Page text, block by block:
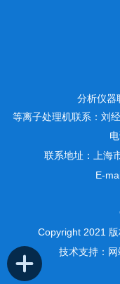
分析仪器
等离子处理机联系：刘
联系地址：上海
E-
Copyright 2021
技术支持：